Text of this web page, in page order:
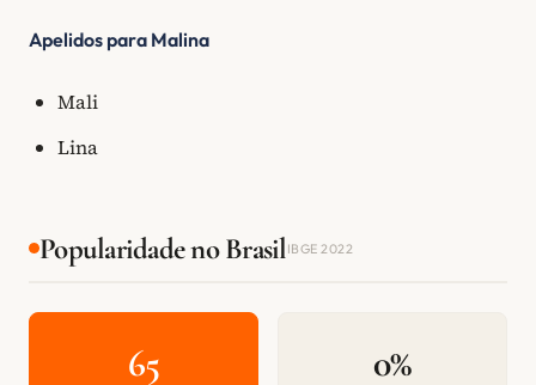
Apelidos para Malina
Mali
Lina
Popularidade no BrasilIBGE 2022
65 0%